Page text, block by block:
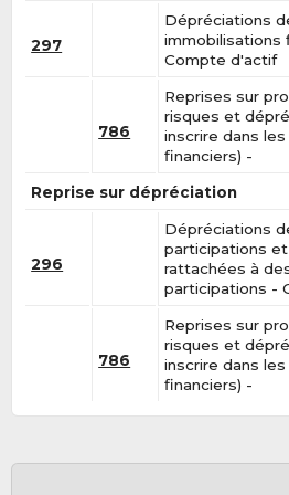
297
Dépréciations
immobilisations
Compte d'actif
786
Reprises sur
risques et
inscrire dans
financiers) -
Reprise sur dépréciation
296
Dépréciations
participations
rattachées à
participations -
786
Reprises sur
risques et
inscrire dans
financiers) -